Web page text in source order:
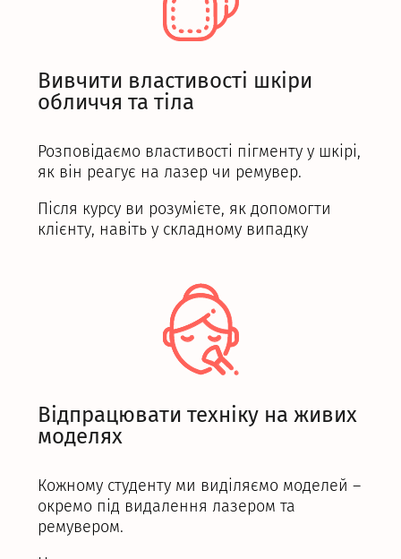
Вивчити властивості шкіри
обличчя та тіла
Розповідаємо властивості пігменту у шкірі,
як він реагує на лазер чи ремувер.
Після курсу ви розумієте, як допомогти
клієнту, навіть у складному випадку
Відпрацювати техніку на живих
моделях
Кожному студенту ми виділяємо моделей –
окремо під видалення лазером та
ремувером.